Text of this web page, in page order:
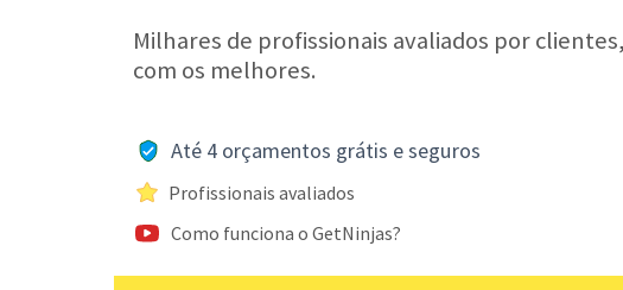
Milhares de profissionais avaliados por
com os melhores.
Até 4 orçamentos grátis e seguros
Profissionais avaliados
Como funciona o GetNinjas?